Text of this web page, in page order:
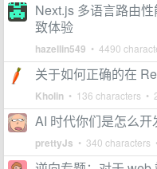
Next.js 多语言路由
致体验
hazellin549 • 4490
关于如何正确的在
Kholin • 136 characters •
AI 时代你们是怎么开
prettyJs • 340 characters